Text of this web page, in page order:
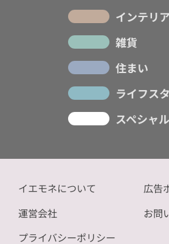
インテリア
雑貨
住まい
ライフス
スペシャル
イエモネについて
運営会社
プライバシーポリシー
広告
お問